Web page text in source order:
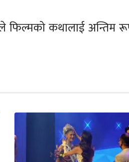
फिल्मको कथालाई अन्तिम